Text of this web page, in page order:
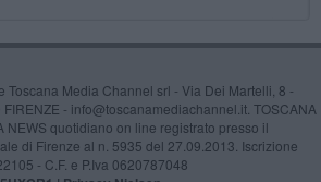
Toscana Media Channel srl - Via Dei Martelli, 8 -
FIRENZE - info@toscanamediachannel.it. TOSCANA
NEWS quotidiano on line registrato presso il
di Firenze al n. 5935 del 27.09.2013. Iscrizione
- C.F. e P.Iva 0620787048